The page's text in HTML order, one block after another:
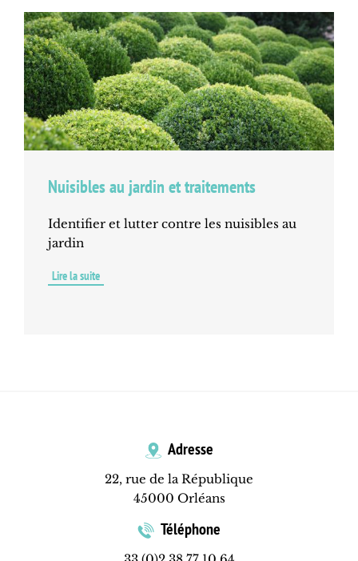
dans
les
jardins
Nuisibles au jardin et traitements
Identifier et lutter contre les nuisibles au
jardin
Lire la suite
Adresse
22, rue de la République
45000 Orléans
Téléphone